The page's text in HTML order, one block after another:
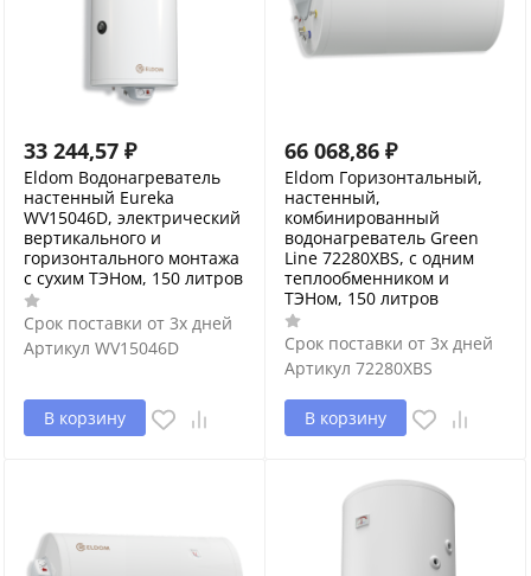
33 244,57 ₽
Eldom Водонагреватель
настенный Eureka
WV15046D, электрический
вертикального и
горизонтального монтажа
с сухим ТЭНом, 150 литров
Срок поставки от 3х дней
Артикул WV15046D
В корзину
66 068,86 ₽
Eldom Горизонтальный,
настенный,
комбинированный
водонагреватель Green
Line 72280XBS, с одним
теплообменником и
ТЭНом, 150 литров
Срок поставки от 3х дней
Артикул 72280XBS
В корзину